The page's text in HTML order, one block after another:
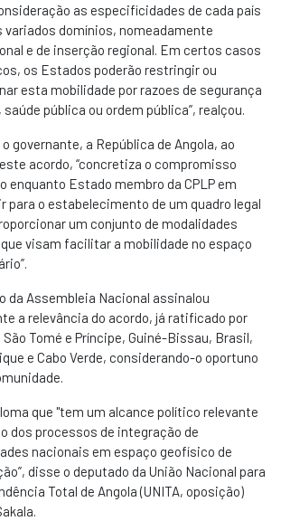
as especificidades de cada país
variados domínios, nomeadamente
e de inserção regional. Em certos casos
os Estados poderão restringir ou
esta mobilidade por razoes de segurança
pública ou ordem pública”, realçou.
o governante, a República de Angola, ao
acordo, “concretiza o compromisso
enquanto Estado membro da CPLP em
para o estabelecimento de um quadro legal
um conjunto de modalidades
visam facilitar a mobilidade no espaço
da Assembleia Nacional assinalou
a relevância do acordo, já ratificado por
São Tomé e Príncipe, Guiné-Bissau, Brasil,
e Cabo Verde, considerando-o oportuno
que "tem um alcance político relevante
dos processos de integração de
nacionais em espaço geofísico de
disse o deputado da União Nacional para
Total de Angola (UNITA, oposição)